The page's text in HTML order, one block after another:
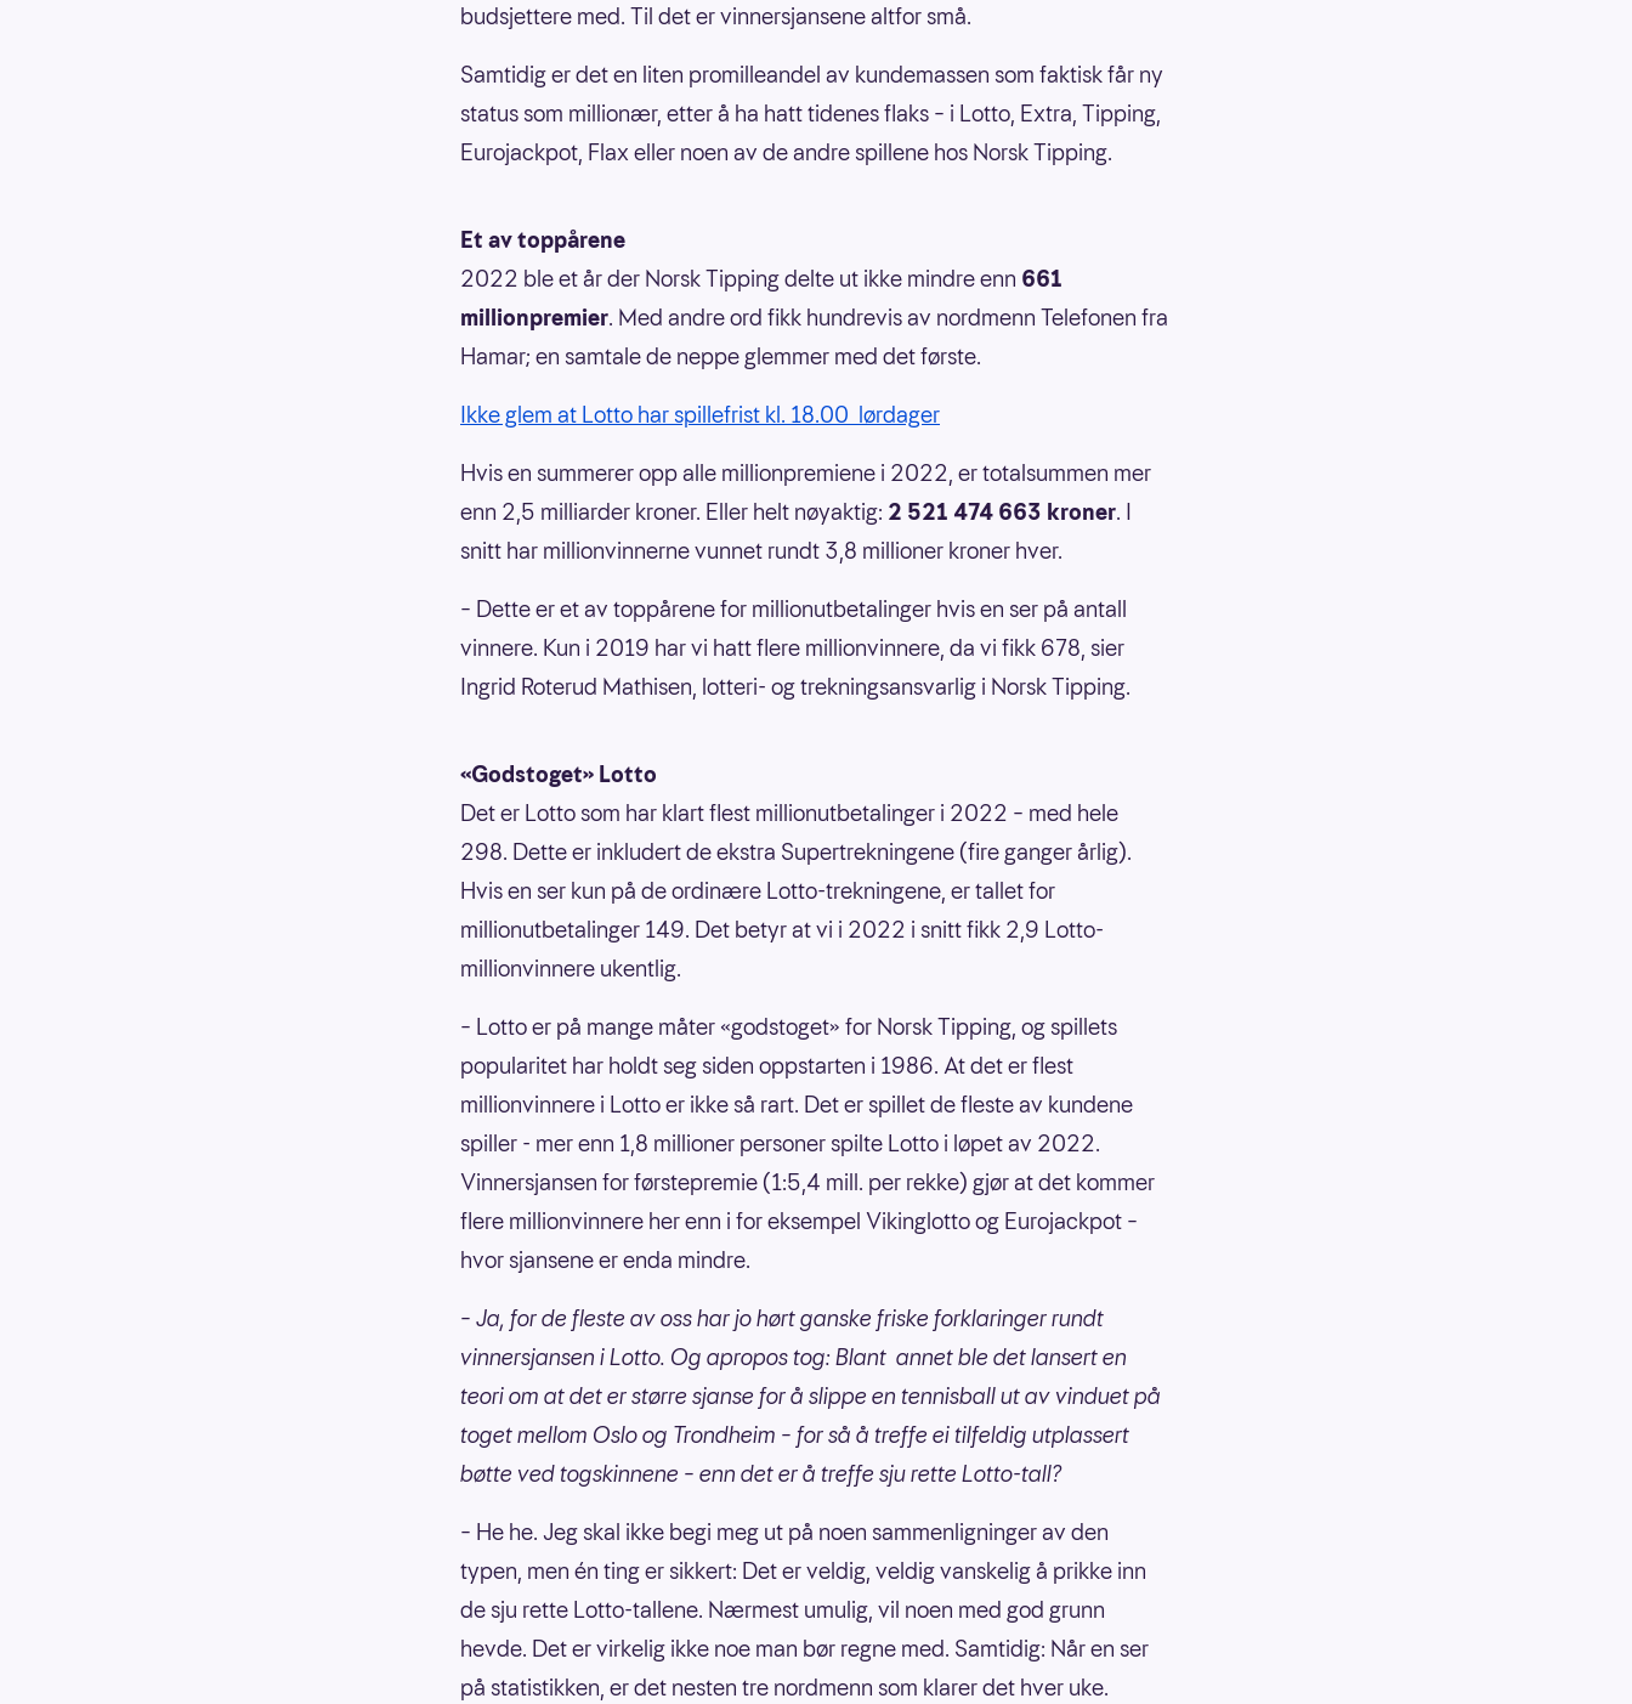
budsjettere med. Til det er vinnersjansene altfor små.
Samtidig er det en liten promilleandel av kundemassen som faktisk får ny
status som millionær, etter å ha hatt tidenes flaks – i Lotto, Extra, Tipping,
Eurojackpot, Flax eller noen av de andre spillene hos Norsk Tipping.
Et av toppårene
2022 ble et år der Norsk Tipping delte ut ikke mindre enn 661
millionpremier. Med andre ord fikk hundrevis av nordmenn Telefonen fra
Hamar; en samtale de neppe glemmer med det første.
Ikke glem at Lotto har spillefrist kl. 18.00 lørdager
Hvis en summerer opp alle millionpremiene i 2022, er totalsummen mer
enn 2,5 milliarder kroner. Eller helt nøyaktig: 2 521 474 663 kroner. I
snitt har millionvinnerne vunnet rundt 3,8 millioner kroner hver.
– Dette er et av toppårene for millionutbetalinger hvis en ser på antall
vinnere. Kun i 2019 har vi hatt flere millionvinnere, da vi fikk 678, sier
Ingrid Roterud Mathisen, lotteri- og trekningsansvarlig i Norsk Tipping.
«Godstoget» Lotto
Det er Lotto som har klart flest millionutbetalinger i 2022 – med hele
298. Dette er inkludert de ekstra Supertrekningene (fire ganger årlig).
Hvis en ser kun på de ordinære Lotto-trekningene, er tallet for
millionutbetalinger 149. Det betyr at vi i 2022 i snitt fikk 2,9 Lotto-
millionvinnere ukentlig.
– Lotto er på mange måter «godstoget» for Norsk Tipping, og spillets
popularitet har holdt seg siden oppstarten i 1986. At det er flest
millionvinnere i Lotto er ikke så rart. Det er spillet de fleste av kundene
spiller - mer enn 1,8 millioner personer spilte Lotto i løpet av 2022.
Vinnersjansen for førstepremie (1:5,4 mill. per rekke) gjør at det kommer
flere millionvinnere her enn i for eksempel Vikinglotto og Eurojackpot –
hvor sjansene er enda mindre.
– Ja, for de fleste av oss har jo hørt ganske friske forklaringer rundt
vinnersjansen i Lotto. Og apropos tog: Blant annet ble det lansert en
teori om at det er større sjanse for å slippe en tennisball ut av vinduet på
toget mellom Oslo og Trondheim – for så å treffe ei tilfeldig utplassert
bøtte ved togskinnene – enn det er å treffe sju rette Lotto-tall?
– He he. Jeg skal ikke begi meg ut på noen sammenligninger av den
typen, men én ting er sikkert: Det er veldig, veldig vanskelig å prikke inn
de sju rette Lotto-tallene. Nærmest umulig, vil noen med god grunn
hevde. Det er virkelig ikke noe man bør regne med. Samtidig: Når en ser
på statistikken, er det nesten tre nordmenn som klarer det hver uke.